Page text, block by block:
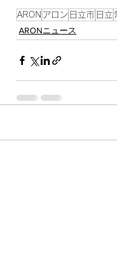
ARON アロン 日立市 日立
ARONニュース